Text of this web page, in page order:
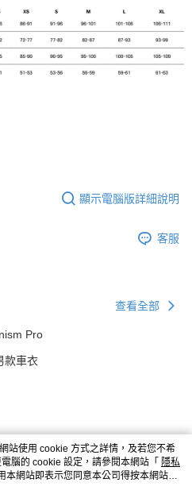
顯示電腦版詳細說明
客服
查看全部
Pro
款車衣
站使用 cookie 方式之詳情，及若您不希
腦的 cookie 設定，請參閱本網站「 隱私
本網站即表示您同意本公司得按本網站使